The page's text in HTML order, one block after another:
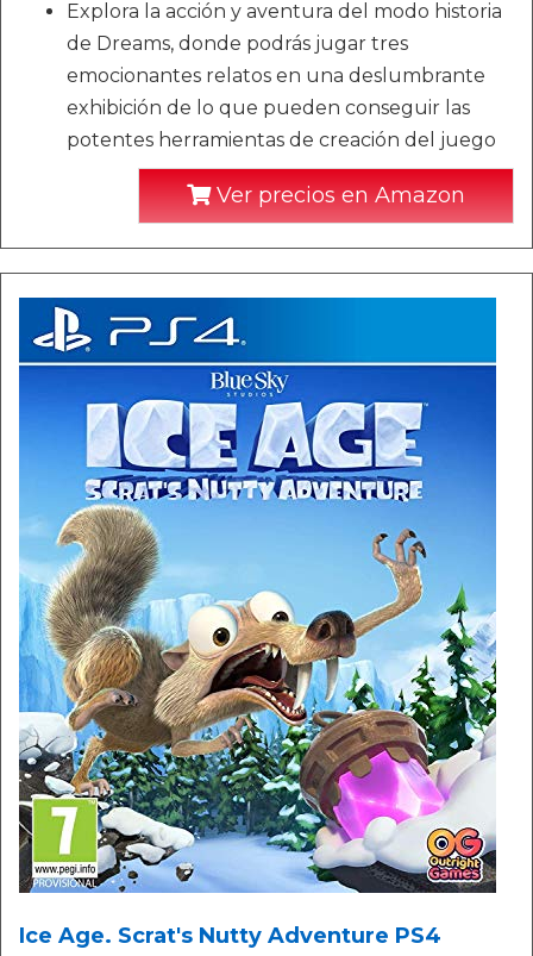
Explora la acción y aventura del modo historia
de Dreams, donde podrás jugar tres
emocionantes relatos en una deslumbrante
exhibición de lo que pueden conseguir las
potentes herramientas de creación del juego
Ver precios en Amazon
Ice Age. Scrat's Nutty Adventure PS4